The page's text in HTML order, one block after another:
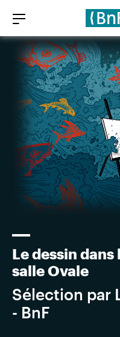
contenu
principal
Le dessin
salle Ovale
Sélection par
- BnF
Panneau de gestion des